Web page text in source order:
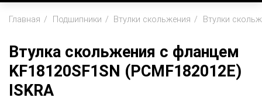
Главная Подшипники Втулки скольжения Втулки
Втулка скольжения с фланцем
KF18120SF1SN (PCMF182012E)
ISKRA